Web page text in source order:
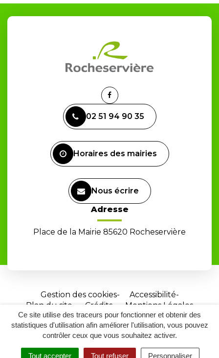
Ce site utilise des traceurs pour fonctionner et obtenir des
statistiques d'utilisation afin améliorer l'utilisation, vous pouvez
contrôler ceux que vous souhaitez activer.
Tout accepter Tout refuser Personnaliser
Lien
le
compte
02 51 94 90 35
Horaires des mairies
Nous écrire
Adresse
Place de la Mairie 85620 Rocheservière
Gestion des cookies
Accessibilité
Plan du site
Crédits
Mentions Légales
Site
réalisé
par